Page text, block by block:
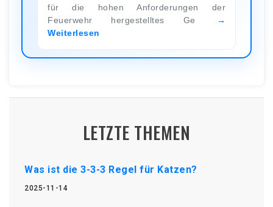
für die hohen Anforderungen der
Feuerwehr hergestelltes Ge
Weiterlesen
LETZTE THEMEN
Was ist die 3-3-3 Regel für Katzen?
2025-11-14